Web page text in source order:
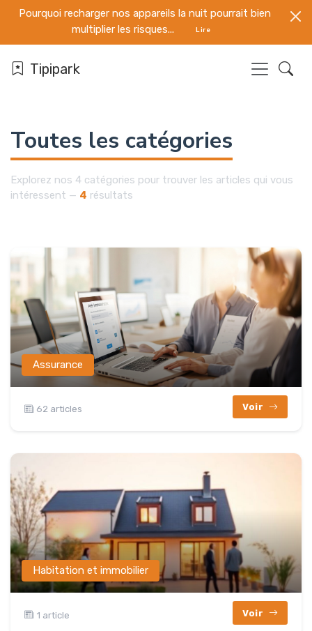
Pourquoi recharger nos appareils la nuit pourrait bien
multiplier les risques...
Lire
Tipipark
Toutes les catégories
Explorez nos 4 catégories pour trouver les articles qui vous
intéressent — 4 résultats
Assurance
62 articles Voir
Habitation et immobilier
1 article Voir